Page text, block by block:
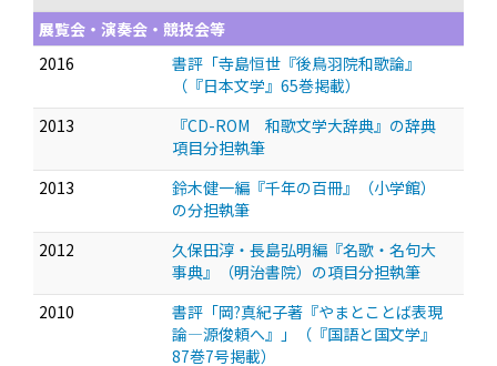
展覧会・演奏会・競技会等
2016
書評「寺島恒世『後鳥羽院和歌論』
（『日本文学』65巻掲載）
2013
『CD-ROM 和歌文学大辞典』の辞典
項目分担執筆
2013
鈴木健一編『千年の百冊』（小学館）
の分担執筆
2012
久保田淳・長島弘明編『名歌・名句大
事典』（明治書院）の項目分担執筆
2010
書評「岡?真紀子著『やまとことば表現
論—源俊頼へ』」（『国語と国文学』
87巻7号掲載）